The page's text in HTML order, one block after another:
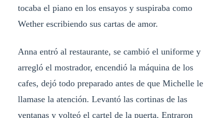
tocaba el piano en los ensayos y suspiraba como
Wether escribiendo sus cartas de amor.
Anna entró al restaurante, se cambió el uniforme y
arregló el mostrador, encendió la máquina de los
cafes, dejó todo preparado antes de que Michelle le
llamase la atención. Levantó las cortinas de las
ventanas y volteó el cartel de la puerta. Entraron